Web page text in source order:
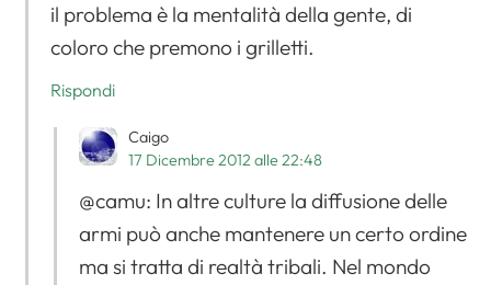
il problema è la mentalità della gente, di
coloro che premono i grilletti.
Rispondi
Caigo
17 Dicembre 2012 alle 22:48
@camu: In altre culture la diffusione delle
armi può anche mantenere un certo ordine
ma si tratta di realtà tribali. Nel mondo